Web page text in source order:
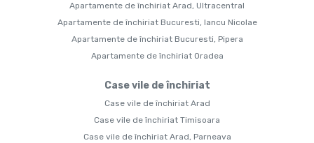
Apartamente de închiriat Arad, Ultracentral
Apartamente de închiriat Bucuresti, Iancu Nicolae
Apartamente de închiriat Bucuresti, Pipera
Apartamente de închiriat Oradea
Case vile de închiriat
Case vile de închiriat Arad
Case vile de închiriat Timisoara
Case vile de închiriat Arad, Parneava